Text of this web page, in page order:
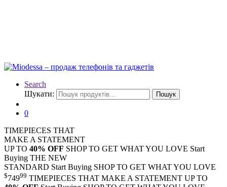
Search
Шукати:
Пошук
0
TIMEPIECES THAT
MAKE A STATEMENT
UP TO 40% OFF SHOP TO GET WHAT YOU LOVE Start
Buying THE NEW
STANDARD Start Buying SHOP TO GET WHAT YOU LOVE
$74999 TIMEPIECES THAT MAKE A STATEMENT UP TO